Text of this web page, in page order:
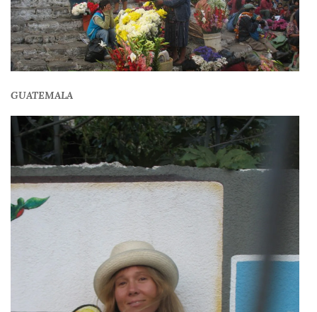
GUATEMALA